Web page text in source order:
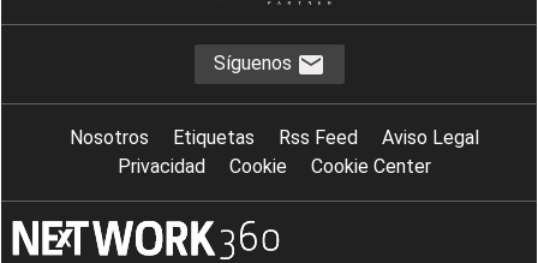
Síguenos
Nosotros Etiquetas Rss Feed
Aviso Legal
Privacidad
Cookie Cookie Center